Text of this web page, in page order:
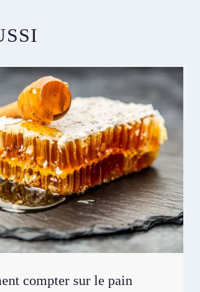
compter sur le pain